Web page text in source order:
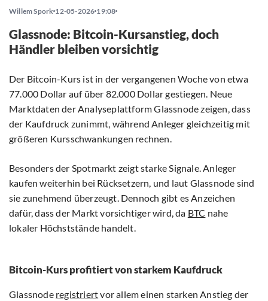
Willem Spork 12-05-2026 19:08
Glassnode: Bitcoin-Kursanstieg, doch
Händler bleiben vorsichtig
Der Bitcoin-Kurs ist in der vergangenen Woche von etwa
77.000 Dollar auf über 82.000 Dollar gestiegen. Neue
Marktdaten der Analyseplattform Glassnode zeigen, dass
der Kaufdruck zunimmt, während Anleger gleichzeitig mit
größeren Kursschwankungen rechnen.
Besonders der Spotmarkt zeigt starke Signale. Anleger
kaufen weiterhin bei Rücksetzern, und laut Glassnode sind
sie zunehmend überzeugt. Dennoch gibt es Anzeichen
dafür, dass der Markt vorsichtiger wird, da BTC nahe
lokaler Höchststände handelt.
Bitcoin-Kurs profitiert von starkem Kaufdruck
Glassnode registriertvor allem einen starken Anstieg der